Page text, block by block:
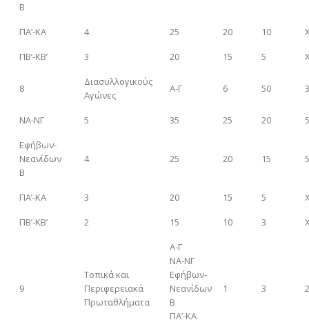
Β
ΠΑ’-ΚΑ 4 25 20 10
ΠΒ’-ΚΒ’
3 20 15 5
8
Διασυλλογικούς
Αγώνες
Α-Γ 6 50
ΝΑ-ΝΓ 5 35 25 20
5
Εφήβων-
Νεανίδων
Β
4 25 20 15 5
ΠΑ’-ΚΑ 3 20 15 5
ΠΒ’-ΚΒ’
2 15 10 3
9
Τοπικά και
Περιφερειακά
Πρωταθλήματα
Α-Γ
ΝΑ-ΝΓ
Εφήβων-
Νεανίδων
Β
ΠΑ’-ΚΑ
1 3 2